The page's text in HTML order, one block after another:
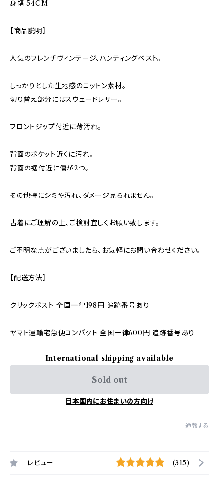
身幅 54CM
【商品説明】
人気のフレンチヴィンテージ、ハンティングベスト。
しっかりとした生地感のコットン素材。
切り替え部分にはスウェードレザー。
フロントジップ付近に薄汚れ。
背面のポケット近くに汚れ。
背面の裾付近に傷が2つ。
その他特にシミや汚れ、ダメージ見られません。
古着にご理解の上、ご検討宜しくお願い致します。
ご不明な点がございましたら、お気軽にお問い合わせください。
【配送方法】
クリックポスト 全国一律198円 追跡番号あり
ヤマト運輸宅急便コンパクト 全国一律600円 追跡番号あり
International shipping available
Sold out
日本国内にお住まいの方向け
通報する
レビュー (315)